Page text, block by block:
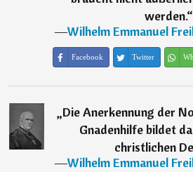
werden.“
―Wilhelm Emmanuel
Facebook Twitter
„Die Anerkennung der
Gnadenhilfe bildet
christlichen
―Wilhelm Emmanuel